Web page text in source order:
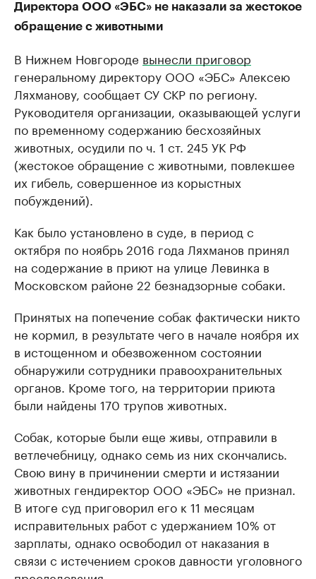
Директора ООО «ЭБС» не наказали за жестокое
обращение с животными
В Нижнем Новгороде вынесли приговор
генеральному директору ООО «ЭБС» Алексею
Ляхманову, сообщает СУ СКР по региону.
Руководителя организации, оказывающей услуги
по временному содержанию бесхозяйных
животных, осудили по ч. 1 ст. 245 УК РФ
(жестокое обращение с животными, повлекшее
их гибель, совершенное из корыстных
побуждений).
Как было установлено в суде, в период с
октября по ноябрь 2016 года Ляхманов принял
на содержание в приют на улице Левинка в
Московском районе 22 безнадзорные собаки.
Принятых на попечение собак фактически никто
не кормил, в результате чего в начале ноября их
в истощенном и обезвоженном состоянии
обнаружили сотрудники правоохранительных
органов. Кроме того, на территории приюта
были найдены 170 трупов животных.
Собак, которые были еще живы, отправили в
ветлечебницу, однако семь из них скончались.
Свою вину в причинении смерти и истязании
животных гендиректор ООО «ЭБС» не признал.
В итоге суд приговорил его к 11 месяцам
исправительных работ с удержанием 10% от
зарплаты, однако освободил от наказания в
связи с истечением сроков давности уголовного